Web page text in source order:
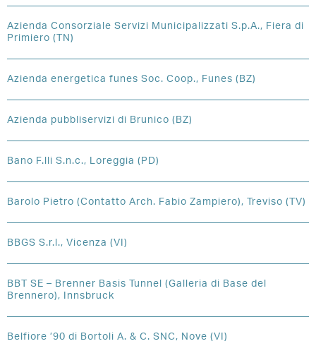
Azienda Consorziale Servizi Municipalizzati S.p.A., Fiera di
Primiero (TN)
Azienda energetica funes Soc. Coop., Funes (BZ)
Azienda pubbliservizi di Brunico (BZ)
Bano F.lli S.n.c., Loreggia (PD)
Barolo Pietro (Contatto Arch. Fabio Zampiero), Treviso (TV)
BBGS S.r.l., Vicenza (VI)
BBT SE – Brenner Basis Tunnel (Galleria di Base del
Brennero), Innsbruck
Belfiore ’90 di Bortoli A. & C. SNC, Nove (VI)